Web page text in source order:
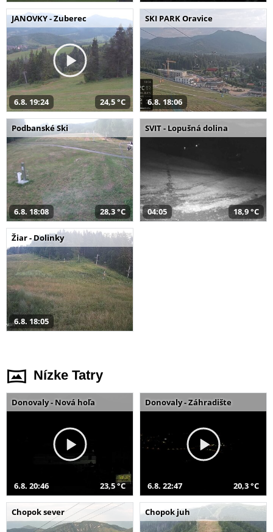
JANOVKY - Zuberec
6.8. 19:24 24,5 °C
SKI PARK Oravice
6.8. 18:06
Podbanské Ski
6.8. 18:08 28,3 °C
SVIT - Lopušná dolina
04:05 18,9 °C
Žiar - Dolinky
6.8. 18:05
Nízke Tatry
Donovaly - Nová hoľa
6.8. 20:46 23,5 °C
Donovaly - Záhradište
6.8. 22:47 20,3 °C
Chopok sever Chopok juh